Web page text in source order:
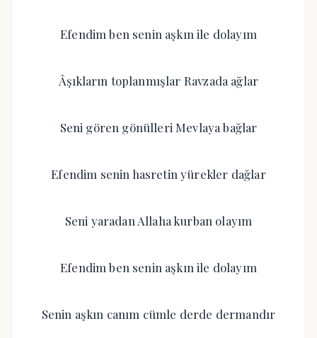
Efendim ben senin aşkın ile dolayım
Âşıkların toplanmışlar Ravzada ağlar
Seni gören gönülleri Mevlaya bağlar
Efendim senin hasretin yürekler dağlar
Seni yaradan Allaha kurban olayım
Efendim ben senin aşkın ile dolayım
Senin aşkın canım cümle derde dermandır